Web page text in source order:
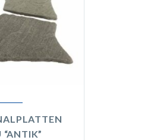
“ANTIK”